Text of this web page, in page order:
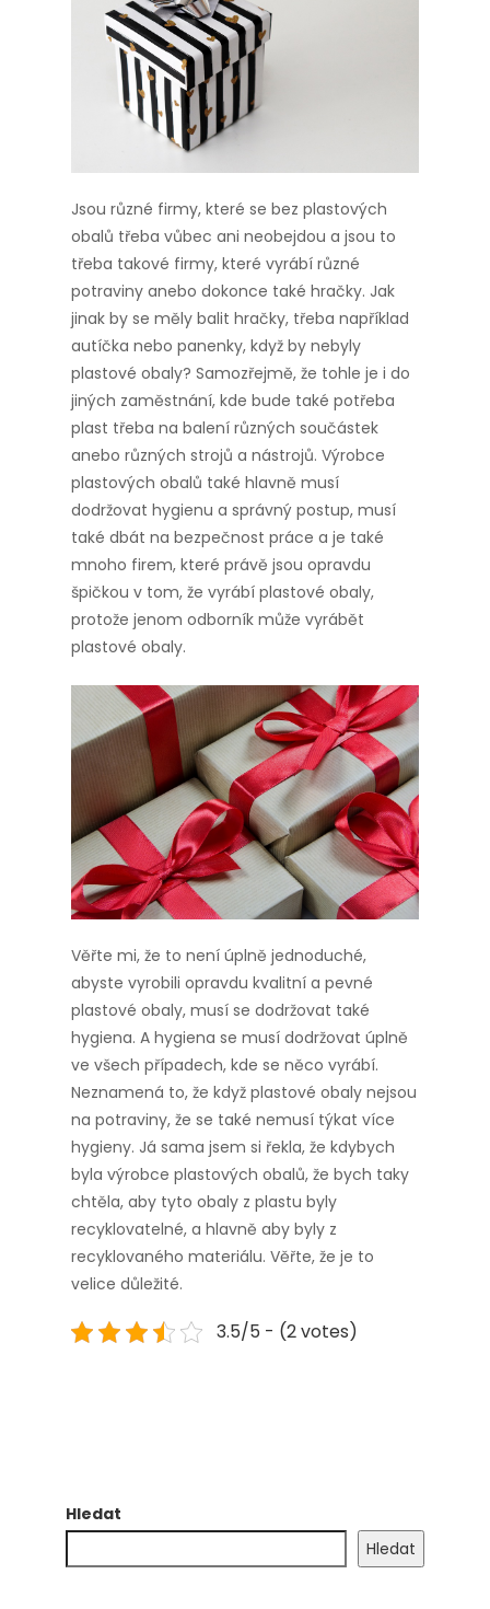
Jsou různé firmy, které se bez plastových
obalů třeba vůbec ani neobejdou a jsou to
třeba takové firmy, které vyrábí různé
potraviny anebo dokonce také hračky. Jak
jinak by se měly balit hračky, třeba například
autíčka nebo panenky, když by nebyly
plastové obaly? Samozřejmě, že tohle je i do
jiných zaměstnání, kde bude také potřeba
plast třeba na balení různých součástek
anebo různých strojů a nástrojů. Výrobce
plastových obalů také hlavně musí
dodržovat hygienu a správný postup, musí
také dbát na bezpečnost práce a je také
mnoho firem, které právě jsou opravdu
špičkou v tom, že vyrábí plastové obaly,
protože jenom odborník může vyrábět
plastové obaly.
Věřte mi, že to není úplně jednoduché,
abyste vyrobili opravdu kvalitní a pevné
plastové obaly, musí se dodržovat také
hygiena. A hygiena se musí dodržovat úplně
ve všech případech, kde se něco vyrábí.
Neznamená to, že když plastové obaly nejsou
na potraviny, že se také nemusí týkat více
hygieny. Já sama jsem si řekla, že kdybych
byla výrobce plastových obalů, že bych taky
chtěla, aby tyto obaly z plastu byly
recyklovatelné, a hlavně aby byly z
recyklovaného materiálu. Věřte, že je to
velice důležité.
3.5/5 - (2 votes)
Hledat
Hledat